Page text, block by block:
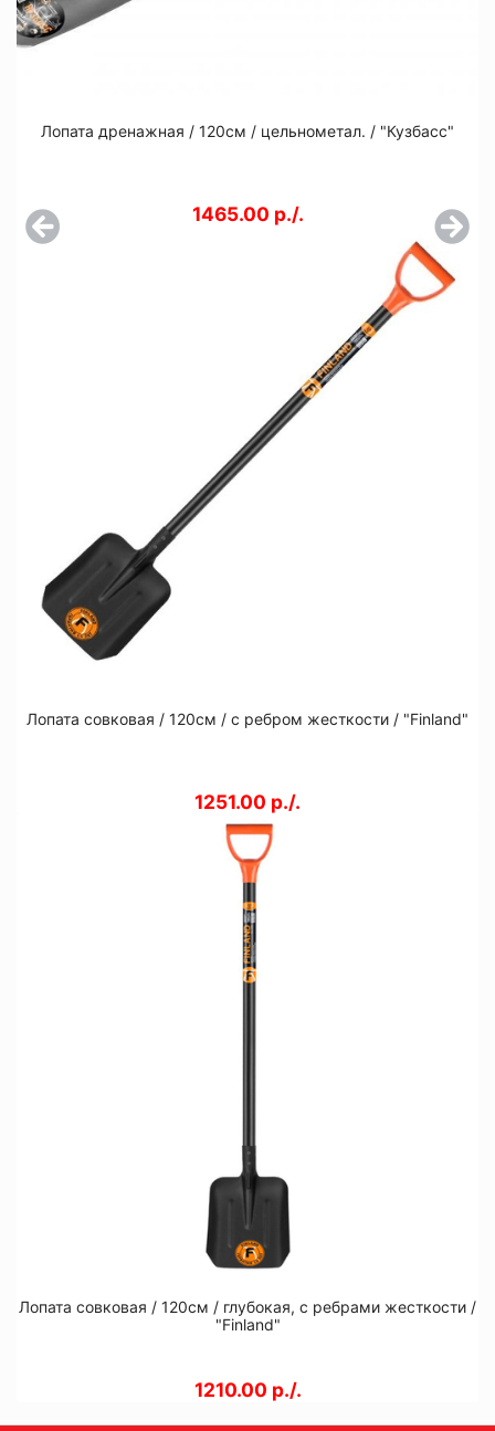
Лопата дренажная / 120см / цельнометал. / "Кузбасс"
1465.00 р./.
Лопата совковая / 120см / с ребром жесткости / "Finland"
1251.00 р./.
Лопата совковая / 120см / глубокая, с ребрами жесткости /
"Finland"
1210.00 р./.
Назад